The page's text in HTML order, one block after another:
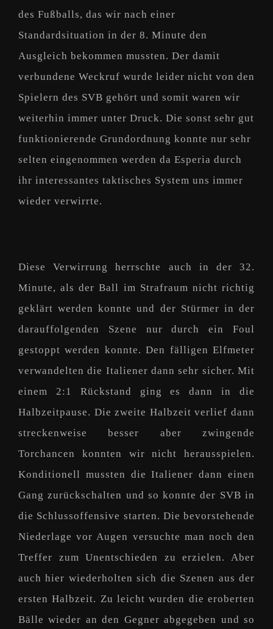
des Fußballs, das wir nach einer
Standardsituation in der 8. Minute den
Ausgleich bekommen mussten. Der damit
verbundene Weckruf wurde leider nicht von den
Spielern des SVB gehört und somit waren wir
weiterhin immer unter Druck. Die sonst sehr gut
funktionierende Grundordnung konnte nur sehr
selten eingenommen werden da Esperia durch
ihr interessantes taktisches System uns immer
wieder verwirrte.
Diese Verwirrung herrschte auch in der 32.
Minute, als der Ball im Strafraum nicht richtig
geklärt werden konnte und der Stürmer in der
darauffolgenden Szene nur durch ein Foul
gestoppt werden konnte. Den fälligen Elfmeter
verwandelten die Italiener dann sehr sicher. Mit
einem 2:1 Rückstand ging es dann in die
Halbzeitpause. Die zweite Halbzeit verlief dann
streckenweise besser aber zwingende
Torchancen konnten wir nicht herausspielen.
Konditionell mussten die Italiener dann einen
Gang zurückschalten und so konnte der SVB in
die Schlussoffensive starten. Die bevorstehende
Niederlage vor Augen versuchte man noch den
Treffer zum Unentschieden zu erzielen. Aber
auch hier wiederholten sich die Szenen aus der
ersten Halbzeit. Zu leicht wurden die eroberten
Bälle wieder an den Gegner abgegeben und so